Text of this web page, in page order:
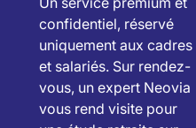
confidentiel, réservé
uniquement aux cadres
et salariés. Sur rendez-
vous, un expert Neovia
vous rend visite pour